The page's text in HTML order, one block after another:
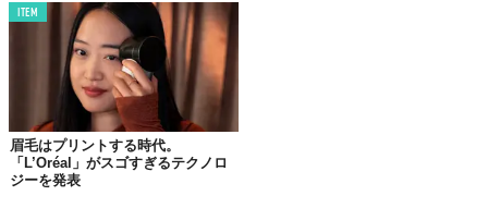
ITEM
眉毛はプリントする時代。
「L’Oréal」がスゴすぎるテクノロ
ジーを発表